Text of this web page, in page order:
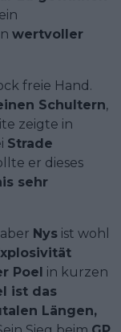
wertvoller
freie Hand.
Schultern,
zeigte in
Strade
er dieses
sehr
Nys ist wohl
Poel in kurzen
ist das
Längen,